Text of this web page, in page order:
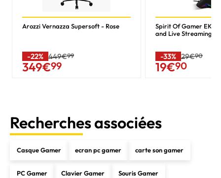
Arozzi Vernazza Supersoft - Rose
-22% 449€99
349€99
Spirit Of Gamer
and Live Streaming
-33% 29€90
19€90
Recherches associées
Casque Gamer ecran pc gamer carte son gamer
PC Gamer Clavier Gamer Souris Gamer